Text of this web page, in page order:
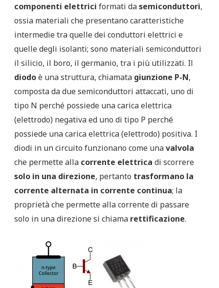
componenti elettrici formati dasemiconduttori,
ossia materiali che presentano caratteristiche
intermedie tra quelle dei conduttori elettrici e
quelle degli isolanti; sono materiali semiconduttori
il silicio, il boro, il germanio, tra i più utilizzati. Il
diodoè una struttura, chiamata giunzione P-N,
composta da due semiconduttori attaccati, uno di
tipo N perché possiede una carica elettrica
(elettrodo) negativa ed uno di tipo P perché
possiede una carica elettrica (elettrodo) positiva. I
diodi in un circuito funzionano come unavalvola
che permette alla corrente elettrica di scorrere
solo in una direzione, pertanto trasformano la
corrente alternata in corrente continua; la
proprietà che permette alla corrente di passare
solo in una direzione si chiama rettificazione.